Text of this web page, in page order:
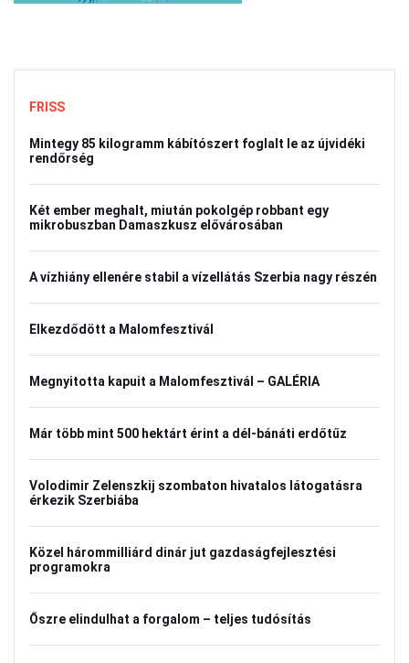
FRISS
Mintegy 85 kilogramm kábítószert foglalt le az újvidéki
rendőrség
Két ember meghalt, miután pokolgép robbant egy
mikrobuszban Damaszkusz elővárosában
A vízhiány ellenére stabil a vízellátás Szerbia nagy részén
Elkezdődött a Malomfesztivál
Megnyitotta kapuit a Malomfesztivál – GALÉRIA
Már több mint 500 hektárt érint a dél-bánáti erdőtűz
Volodimir Zelenszkij szombaton hivatalos látogatásra
érkezik Szerbiába
Közel hárommilliárd dinár jut gazdaságfejlesztési
programokra
Őszre elindulhat a forgalom – teljes tudósítás